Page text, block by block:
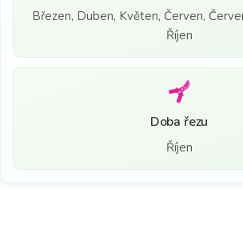
Březen, Duben, Květen, Červen,
Říjen
Doba řezu
Říjen